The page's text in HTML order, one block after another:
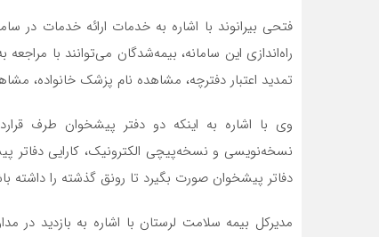
فتحی بیرانوند با اشاره به خدمات ارائه خدمات در
تمدید اعتبار دفترچه، مشاهده نام پزشک خانواده،
وی با اشاره به اینکه دو دفتر پیشخوان طرف
نسخه‌نویسی و نسخه‌پیچی الکترونیک، کارایی دفاتر
دفاتر پیشخوان صورت بگیرد تا رونق گذشته را داشته
مدیرکل بیمه سلامت لرستان با اشاره به بازدید در